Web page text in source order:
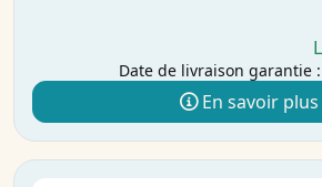
Date de livraison garantie :
En savoir plus